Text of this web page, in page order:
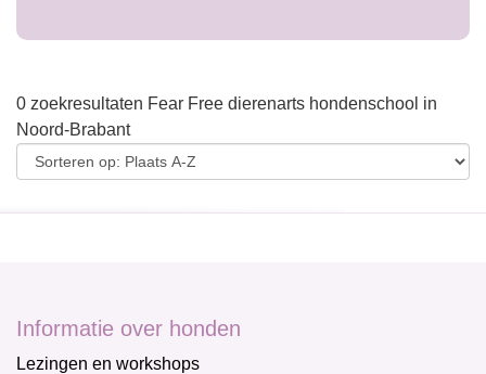
0 zoekresultaten Fear Free dierenarts hondenschool in
Noord-Brabant
Informatie over honden
Lezingen en workshops